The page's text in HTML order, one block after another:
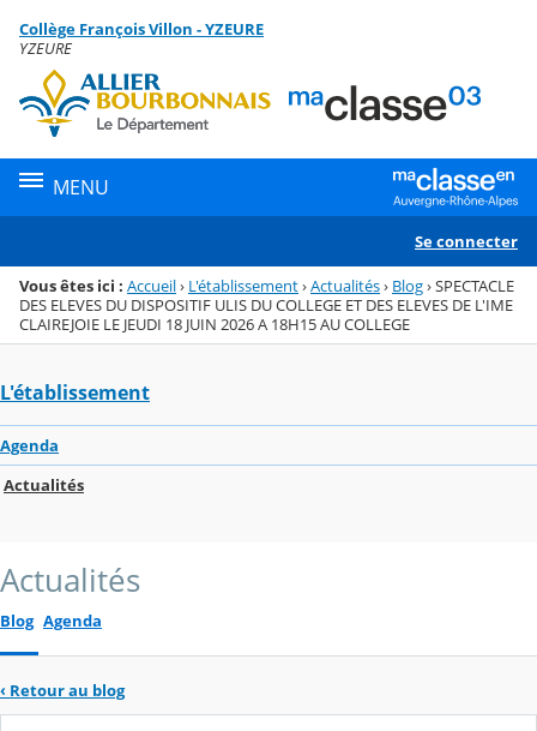
Menu de la rubrique
Contenu
Collège François Villon - YZEURE
YZEURE
MENU
Se connecter
Vous êtes ici : Accueil› L'établissement›Actualités› Blog›SPECTACLE
DES ELEVES DU DISPOSITIF ULIS DU COLLEGE ET DES ELEVES DE L'IME
CLAIREJOIE LE JEUDI 18 JUIN 2026 A 18H15 AU COLLEGE
L'établissement
Agenda
Actualités
Actualités
Blog Agenda
‹ Retour au blog